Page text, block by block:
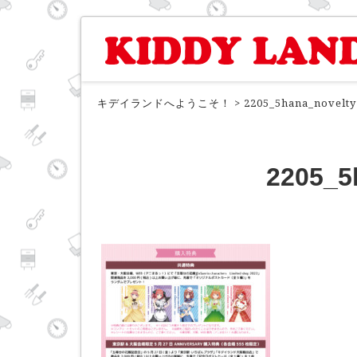
キデイランドへようこそ！ > 2205_5hana_novelty